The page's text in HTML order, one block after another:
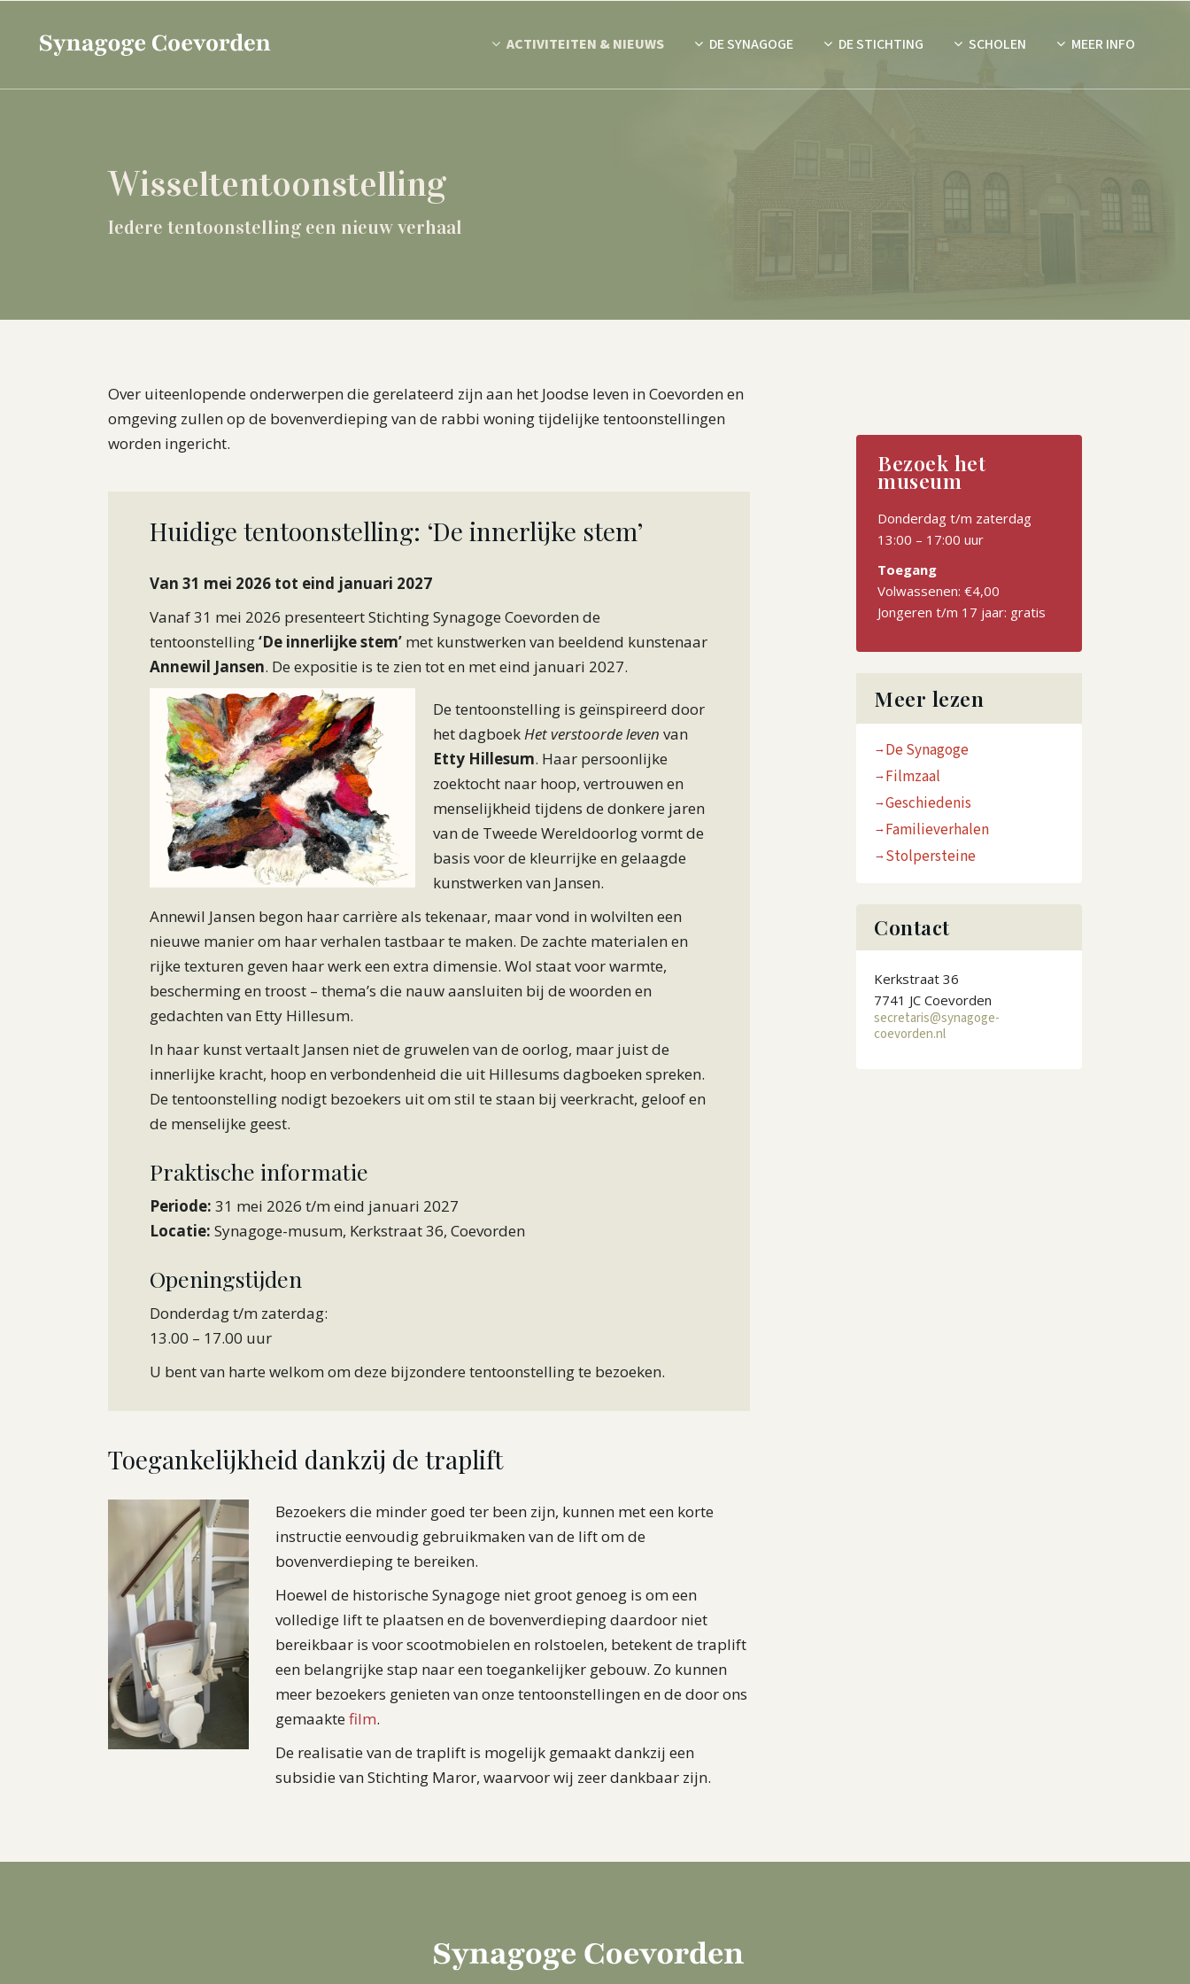
ACTIVITEITEN & NIEUWS DE SYNAGOGE DE STICHTING SCHOLEN MEER INFO
Wisseltentoonstelling
Iedere tentoonstelling een nieuw verhaal
Over uiteenlopende onderwerpen die gerelateerd zijn aan het Joodse leven in Coevorden en
omgeving zullen op de bovenverdieping van de rabbi woning tijdelijke tentoonstellingen
worden ingericht.
Huidige tentoonstelling: ‘De innerlijke stem’
Van 31 mei 2026 tot eind januari 2027
Vanaf 31 mei 2026 presenteert Stichting Synagoge Coevorden de
tentoonstelling‘De innerlijke stem’ met kunstwerken van beeldend kunstenaar
Annewil Jansen. De expositie is te zien tot en met eind januari 2027.
De tentoonstelling is geïnspireerd door
het dagboekHet verstoorde leven van
Etty Hillesum. Haar persoonlijke
zoektocht naar hoop, vertrouwen en
menselijkheid tijdens de donkere jaren
van de Tweede Wereldoorlog vormt de
basis voor de kleurrijke en gelaagde
kunstwerken van Jansen.
Annewil Jansen begon haar carrière als tekenaar, maar vond in wolvilten een
nieuwe manier om haar verhalen tastbaar te maken. De zachte materialen en
rijke texturen geven haar werk een extra dimensie. Wol staat voor warmte,
bescherming en troost – thema’s die nauw aansluiten bij de woorden en
gedachten van Etty Hillesum.
In haar kunst vertaalt Jansen niet de gruwelen van de oorlog, maar juist de
innerlijke kracht, hoop en verbondenheid die uit Hillesums dagboeken spreken.
De tentoonstelling nodigt bezoekers uit om stil te staan bij veerkracht, geloof en
de menselijke geest.
Praktische informatie
Periode: 31 mei 2026 t/m eind januari 2027
Locatie: Synagoge-musum, Kerkstraat 36, Coevorden
Openingstijden
Donderdag t/m zaterdag:
13.00 – 17.00 uur
U bent van harte welkom om deze bijzondere tentoonstelling te bezoeken.
Toegankelijkheid dankzij de traplift
Bezoekers die minder goed ter been zijn, kunnen met een korte
instructie eenvoudig gebruikmaken van de lift om de
bovenverdieping te bereiken.
Hoewel de historische Synagoge niet groot genoeg is om een
volledige lift te plaatsen en de bovenverdieping daardoor niet
bereikbaar is voor scootmobielen en rolstoelen, betekent de traplift
een belangrijke stap naar een toegankelijker gebouw. Zo kunnen
meer bezoekers genieten van onze tentoonstellingen en de door ons
gemaakte film.
De realisatie van de traplift is mogelijk gemaakt dankzij een
subsidie van Stichting Maror, waarvoor wij zeer dankbaar zijn.
Bezoek het
museum
Donderdag t/m zaterdag
13:00 – 17:00 uur
Toegang
Volwassenen: €4,00
Jongeren t/m 17 jaar: gratis
Meer lezen
De Synagoge
Filmzaal
Geschiedenis
Familieverhalen
Stolpersteine
Contact
Kerkstraat 36
7741 JC Coevorden
secretaris@synagoge-
coevorden.nl